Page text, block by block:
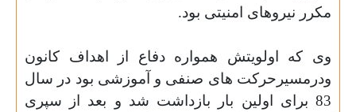
مکرر نیروهای امنیتی بود.
وی که اولویتش همواره دفاع از اهداف کانون
ودرمسیرحرکت های صنفی و آموزشی بود در سال
83 برای اولین بار بازداشت شد و بعد از سپری